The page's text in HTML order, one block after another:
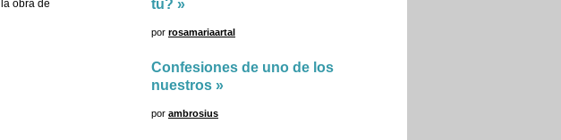
obra de
tú? »
por rosamariaartal
Confesiones de uno de los
nuestros »
por ambrosius